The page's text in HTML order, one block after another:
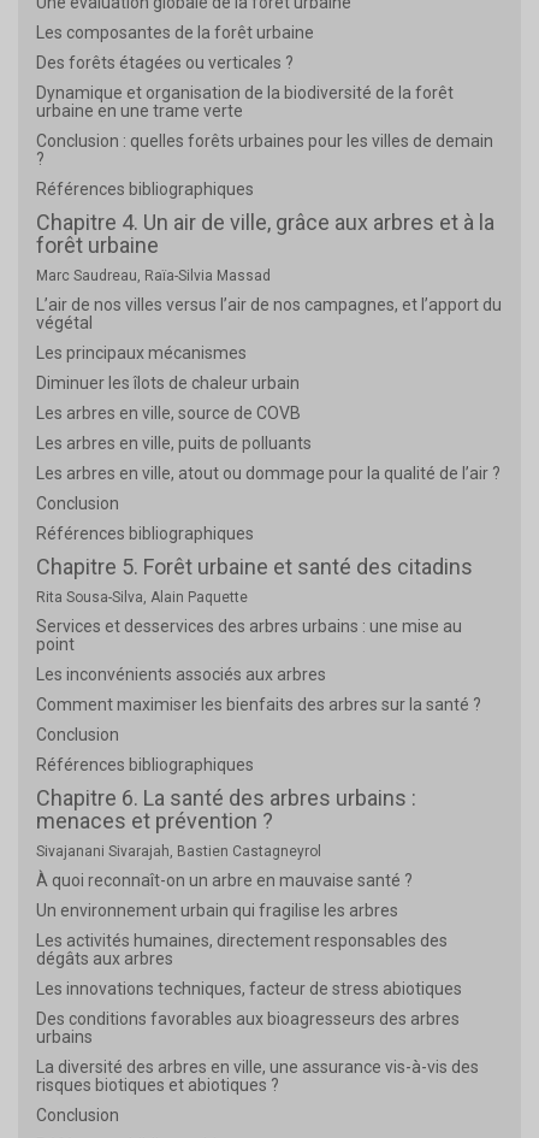
Les composantes de la forêt urbaine
Des forêts étagées ou verticales ?
Dynamique et organisation de la biodiversité de la forêt
urbaine en une trame verte
Conclusion : quelles forêts urbaines pour les villes de demain
?
Références bibliographiques
Chapitre 4. Un air de ville, grâce aux arbres et à la
forêt urbaine
Marc Saudreau, Raïa-Silvia Massad
L’air de nos villes versus l’air de nos campagnes, et l’apport du
végétal
Les principaux mécanismes
Diminuer les îlots de chaleur urbain
Les arbres en ville, source de COVB
Les arbres en ville, puits de polluants
Les arbres en ville, atout ou dommage pour la qualité de l’air ?
Conclusion
Références bibliographiques
Chapitre 5. Forêt urbaine et santé des citadins
Rita Sousa-Silva, Alain Paquette
Services et desservices des arbres urbains : une mise au
point
Les inconvénients associés aux arbres
Comment maximiser les bienfaits des arbres sur la santé ?
Conclusion
Références bibliographiques
Chapitre 6. La santé des arbres urbains :
menaces et prévention ?
Sivajanani Sivarajah, Bastien Castagneyrol
À quoi reconnaît-on un arbre en mauvaise santé ?
Un environnement urbain qui fragilise les arbres
Les activités humaines, directement responsables des
dégâts aux arbres
Les innovations techniques, facteur de stress abiotiques
Des conditions favorables aux bioagresseurs des arbres
urbains
La diversité des arbres en ville, une assurance vis-à-vis des
risques biotiques et abiotiques ?
Conclusion